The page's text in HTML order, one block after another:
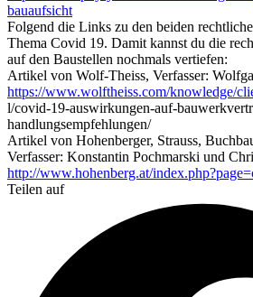
bauaufsicht
Folgend die Links zu den beiden
Thema Covid 19. Damit kannst du die
auf den Baustellen nochmals vertiefen:
Artikel von Wolf-Theiss, Verfasser:
https://www.wolftheiss.com/knowledge/
l/covid-19-auswirkungen-auf-
handlungsempfehlungen/
Artikel von Hohenberger, Strauss,
Verfasser: Konstantin Pochmarski und
http://www.hohenberg.at/
Teilen auf